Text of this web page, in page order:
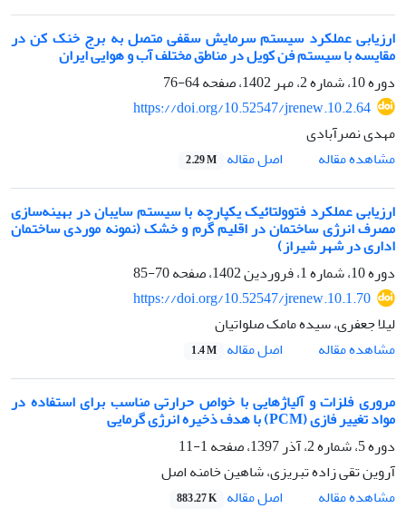
ارزیابی عملکرد سیستم سرمایش سقفی متصل به برج خنک کن در
مقایسه با سیستم فن کویل در مناطق مختلف آب و هوایی ایران
دوره 10، شماره 2، مهر 1402، صفحه
64-76
https://doi.org/10.52547/jrenew.10.2.64
مهدی نصرآبادی
مشاهده مقاله
اصل مقاله 2.29 M
ارزیابی عملکرد فتوولتائیک یکپارچه با سیستم سایبان در بهینه‌سازی
مصرف انرژی ساختمان در اقلیم گرم و خشک (نمونه موردی ساختمان
اداری در شهر شیراز)
دوره 10، شماره 1، فروردین 1402، صفحه
70-85
https://doi.org/10.52547/jrenew.10.1.70
لیلا جعفری، سیده مامک صلواتیان
مشاهده مقاله
اصل مقاله 1.4 M
مروری فلزات و آلیاژهایی با خواص حرارتی مناسب برای استفاده در
مواد تغییر فازی (PCM) با هدف ذخیره انرژی گرمایی
دوره 5، شماره 2، آذر 1397، صفحه
1-11
آروین تقی زاده تبریزی، شاهین خامنه اصل
مشاهده مقاله
اصل مقاله 883.27 K